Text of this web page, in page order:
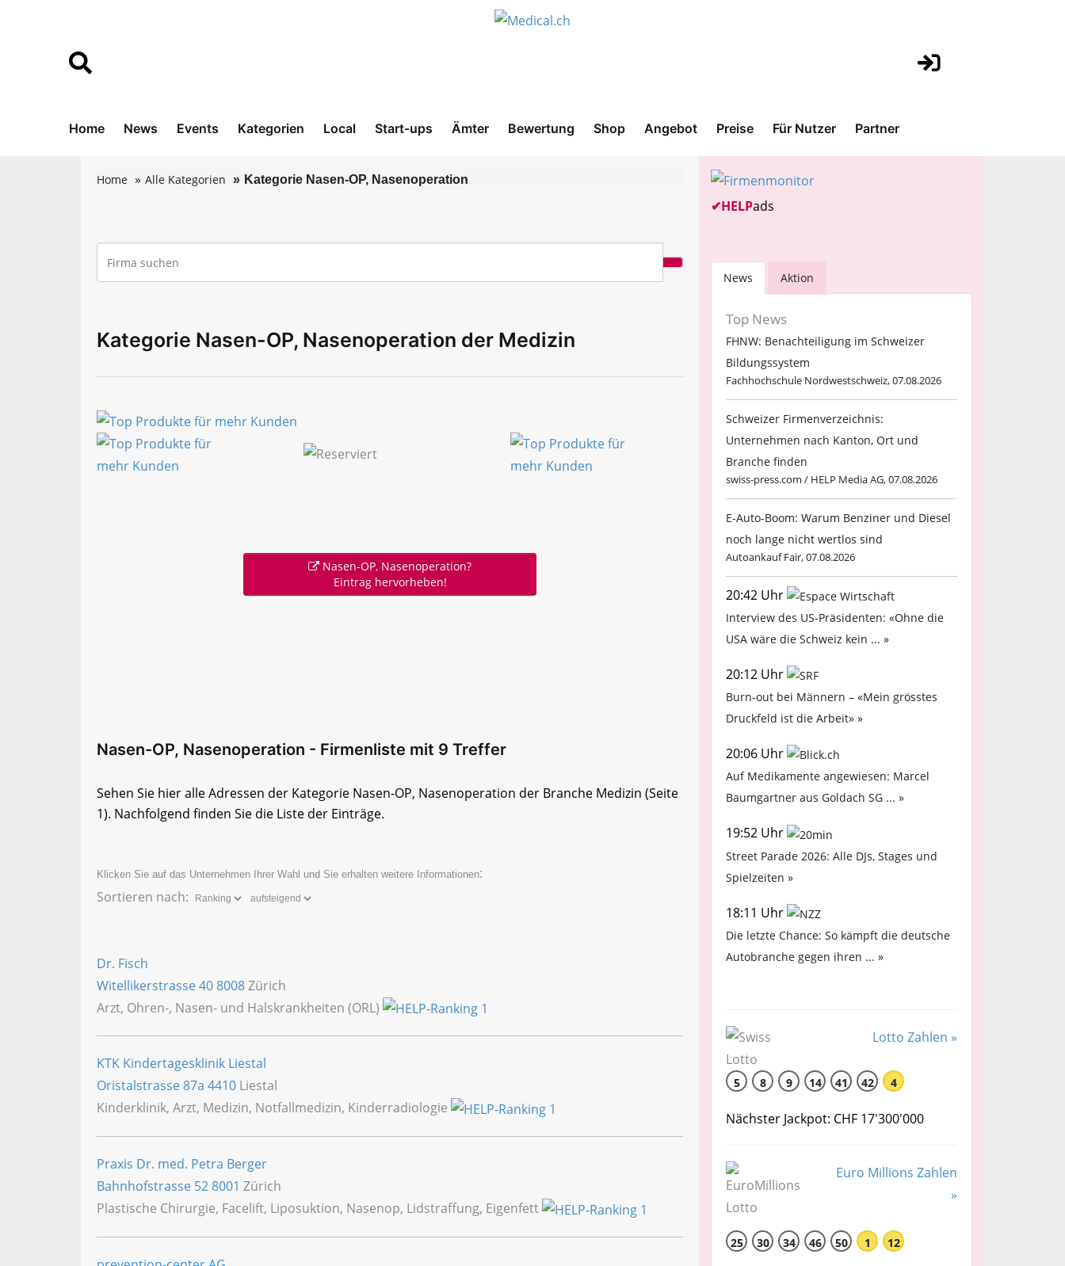
Home News Events Kategorien Local Start-ups Ämter Bewertung Shop Angebot Preise Für Nutzer Partner
Home Alle Kategorien Kategorie Nasen-OP, Nasenoperation
Kategorie Nasen-OP, Nasenoperation der Medizin
Nasen-OP, Nasenoperation?
Eintrag hervorheben!
Nasen-OP, Nasenoperation - Firmenliste mit 9 Treffer
Sehen Sie hier alle Adressen der Kategorie Nasen-OP, Nasenoperation der Branche Medizin (Seite
1). Nachfolgend finden Sie die Liste der Einträge.
Klicken Sie auf das Unternehmen Ihrer Wahl und Sie erhalten weitere Informationen:
Sortieren nach:
Dr. Fisch
Witellikerstrasse 408008Zürich
Arzt, Ohren-, Nasen- und Halskrankheiten (ORL)
KTK Kindertagesklinik Liestal
Oristalstrasse 87a 4410 Liestal
Kinderklinik, Arzt, Medizin, Notfallmedizin, Kinderradiologie
Praxis Dr. med. Petra Berger
Bahnhofstrasse 528001 Zürich
Plastische Chirurgie, Facelift, Liposuktion, Nasenop, Lidstraffung, Eigenfett
✔HELPads
News Aktion
Top News
FHNW: Benachteiligung im Schweizer
Bildungssystem
Fachhochschule Nordwestschweiz, 07.08.2026
Schweizer Firmenverzeichnis:
Unternehmen nach Kanton, Ort und
Branche finden
swiss-press.com / HELP Media AG, 07.08.2026
E-Auto-Boom: Warum Benziner und Diesel
noch lange nicht wertlos sind
Autoankauf Fair, 07.08.2026
20:42 Uhr
Interview des US-Präsidenten: «Ohne die
USA wäre die Schweiz kein ... »
20:12 Uhr
Burn-out bei Männern – «Mein grösstes
Druckfeld ist die Arbeit» »
20:06 Uhr
Auf Medikamente angewiesen: Marcel
Baumgartner aus Goldach SG ... »
19:52 Uhr
Street Parade 2026: Alle DJs, Stages und
Spielzeiten »
18:11 Uhr
Die letzte Chance: So kämpft die deutsche
Autobranche gegen ihren ... »
Lotto Zahlen »
5 8 9 14 41 42 4
Nächster Jackpot: CHF 17'300'000
Euro Millions Zahlen
»
25 30 34 46 50 1 12